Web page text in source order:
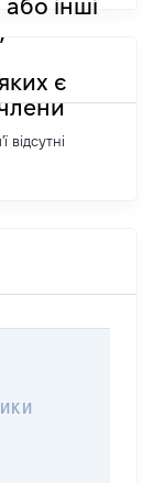
інші
є
відсутні